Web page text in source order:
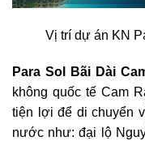
Vị trí dự án KN
Para Sol Bãi Dài
không quốc tế Cam
tiện lợi để di chuyển
nước như: đại lộ